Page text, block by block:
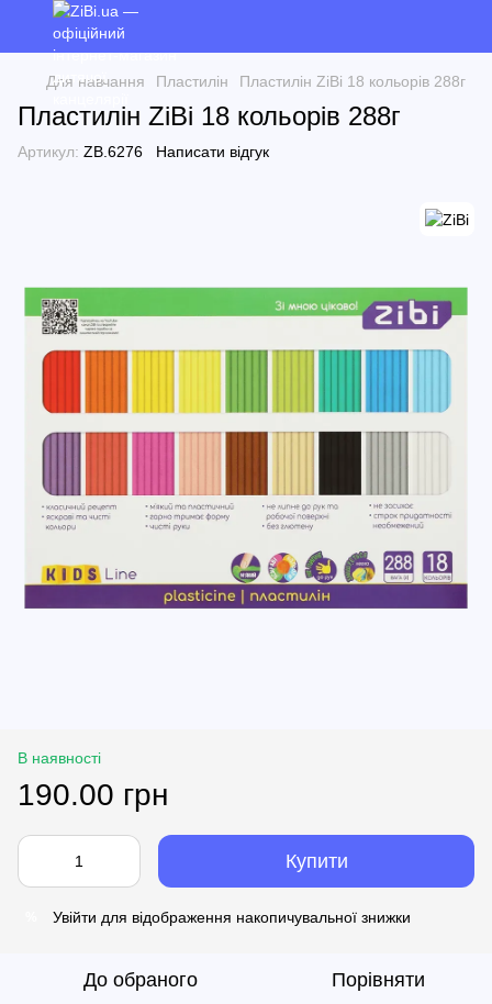
Для навчання Пластилін Пластилін ZiBi 18 кольорів 288г
Пластилін ZiBi 18 кольорів 288г
Артикул: ZB.6276 Написати відгук
В наявності
190.00 грн
Купити
Увійти для відображення накопичувальної знижки
До обраного Порівняти